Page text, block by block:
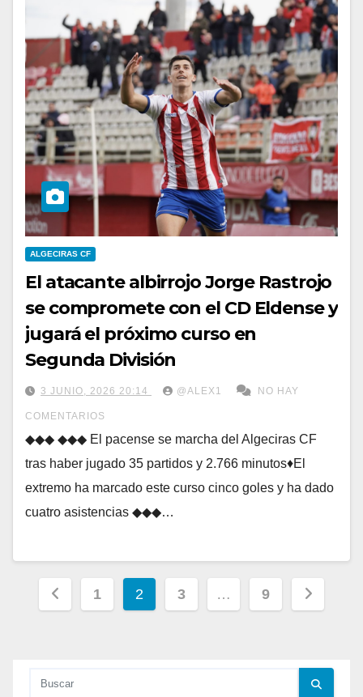
ALGECIRAS CF
El atacante albirrojo Jorge Rastrojo
se compromete con el CD Eldense y
jugará el próximo curso en
Segunda División
3 JUNIO, 2026 20:14 @ALEX1 NO HAY
COMENTARIOS
◆◆◆ ◆◆◆ El pacense se marcha del Algeciras CF
tras haber jugado 35 partidos y 2.766 minutos♦El
extremo ha marcado este curso cinco goles y ha dado
cuatro asistencias ◆◆◆…
Paginación
1 2 3 … 9